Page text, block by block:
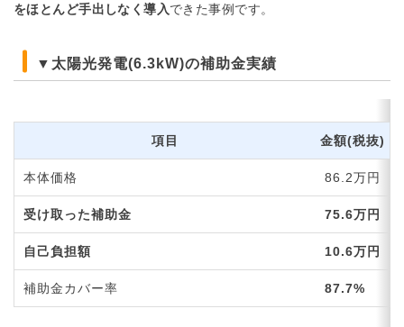
をほとんど手出しなく導入できた事例です。
▼太陽光発電(6.3kW)の補助金実績
項目 金額(税抜)
本体価格 86.2万円
受け取った補助金 75.6万円
自己負担額 10.6万円
補助金カバー率 87.7%